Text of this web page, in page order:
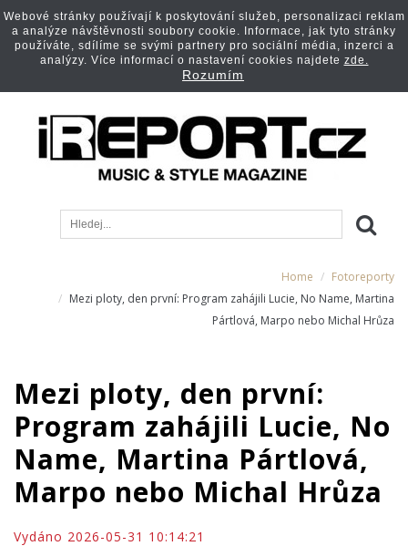
Home
Fotoreporty
Mezi ploty, den první: Program zahájili Lucie, No Name, Martina
Pártlová, Marpo nebo Michal Hrůza
Mezi ploty, den první:
Program zahájili Lucie, No
Name, Martina Pártlová,
Marpo nebo Michal Hrůza
Vydáno 2026-05-31 10:14:21
Webové stránky používají k poskytování služeb, personalizaci reklam
a analýze návštěvnosti soubory cookie. Informace, jak tyto stránky
používáte, sdílíme se svými partnery pro sociální média, inzerci a
analýzy. Více informací o nastavení cookies najdete zde.
Rozumím